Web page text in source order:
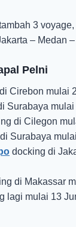
3
– Medan
Pelni
Cirebon mulai
Surabaya
di Cilegon
Surabaya
docking di
di Makassar
lagi mulai 13